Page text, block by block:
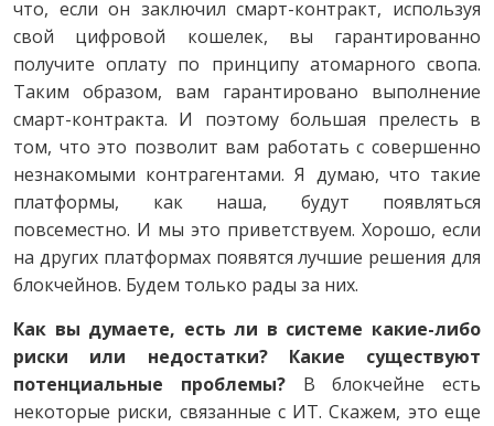
что, если он заключил смарт-контракт, используя
свой цифровой кошелек, вы гарантированно
получите оплату по принципу атомарного свопа.
Таким образом, вам гарантировано выполнение
смарт-контракта. И поэтому большая прелесть в
том, что это позволит вам работать с совершенно
незнакомыми контрагентами. Я думаю, что такие
платформы, как наша, будут появляться
повсеместно. И мы это приветствуем. Хорошо, если
на других платформах появятся лучшие решения для
блокчейнов. Будем только рады за них.
Как вы думаете, есть ли в системе какие-либо
риски или недостатки? Какие существуют
потенциальные проблемы? В блокчейне есть
некоторые риски, связанные с ИТ. Скажем, это еще